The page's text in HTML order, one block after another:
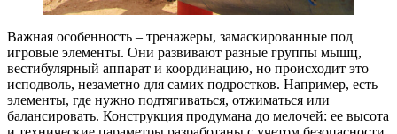
Важная особенность – тренажеры, замаскированные под
игровые элементы. Они развивают разные группы мышц,
вестибулярный аппарат и координацию, но происходит это
исподволь, незаметно для самих подростков. Например, есть
элементы, где нужно подтягиваться, отжиматься или
балансировать. Конструкция продумана до мелочей: ее высота